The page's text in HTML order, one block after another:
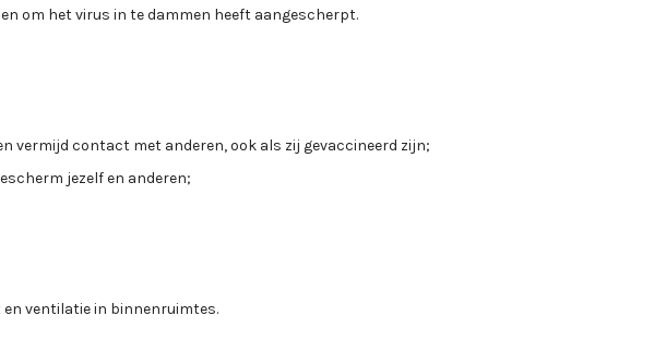
om het virus in te dammen heeft aangescherpt.
vermijd contact met anderen, ook als zij gevaccineerd zijn;
jezelf en anderen;
ventilatie in binnenruimtes.